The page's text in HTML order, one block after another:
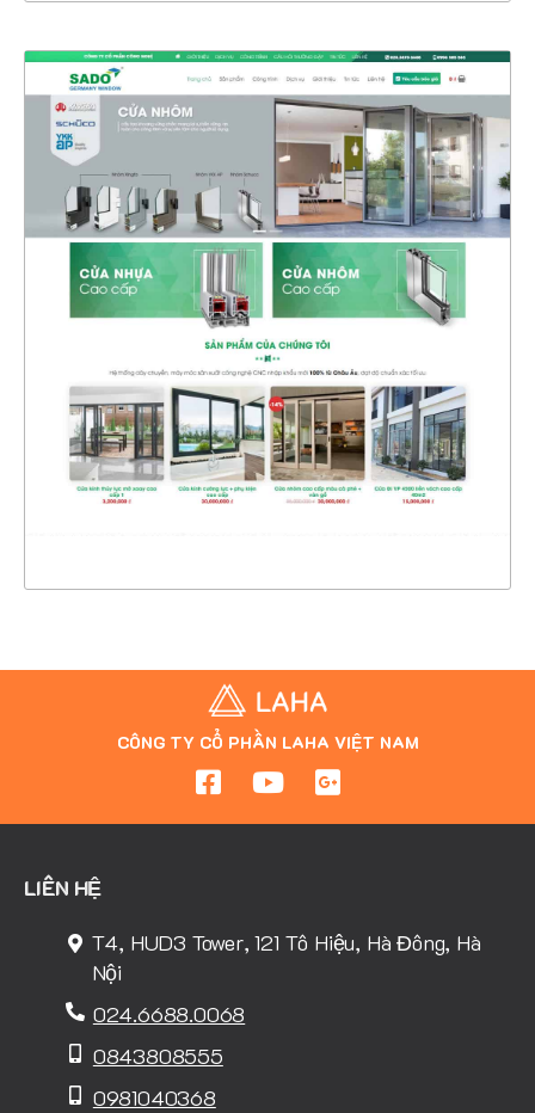
4356
CHI TIẾT
CÔNG TY CỔ PHẦN LAHA VIỆT NAM
LIÊN HỆ
T4, HUD3 Tower, 121 Tô Hiệu, Hà Đông, Hà
Nội
024.6688.0068
0843808555
0981040368